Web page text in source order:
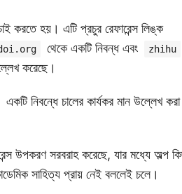
করতে হয়। এটি প্রচুর রেফারেন্স লিঙ্ক
থেকে একটি নিবন্ধ এবং zhihu
করেছে।
নিবন্ধে চালের কার্যকর মান উল্লেখ করা
উপকরণ সরবরাহ করেছে, যার মধ্যে অল্প
সাহিত্য প্রায় নেই বললেই চলে।